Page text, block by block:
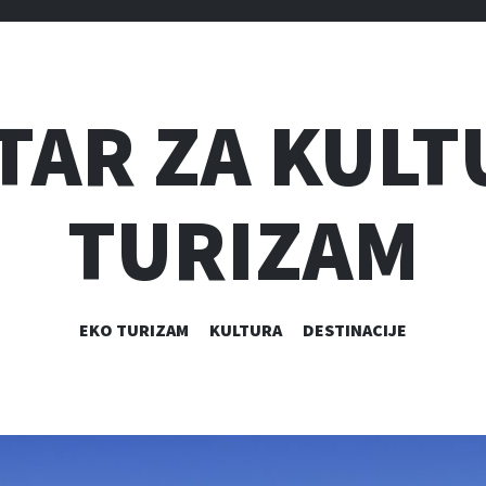
ZA
TURIZAM
SKIP
EKO TURIZAM KULTURA DESTINACIJE